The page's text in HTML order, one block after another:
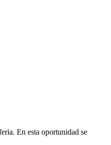
En esta oportunidad se